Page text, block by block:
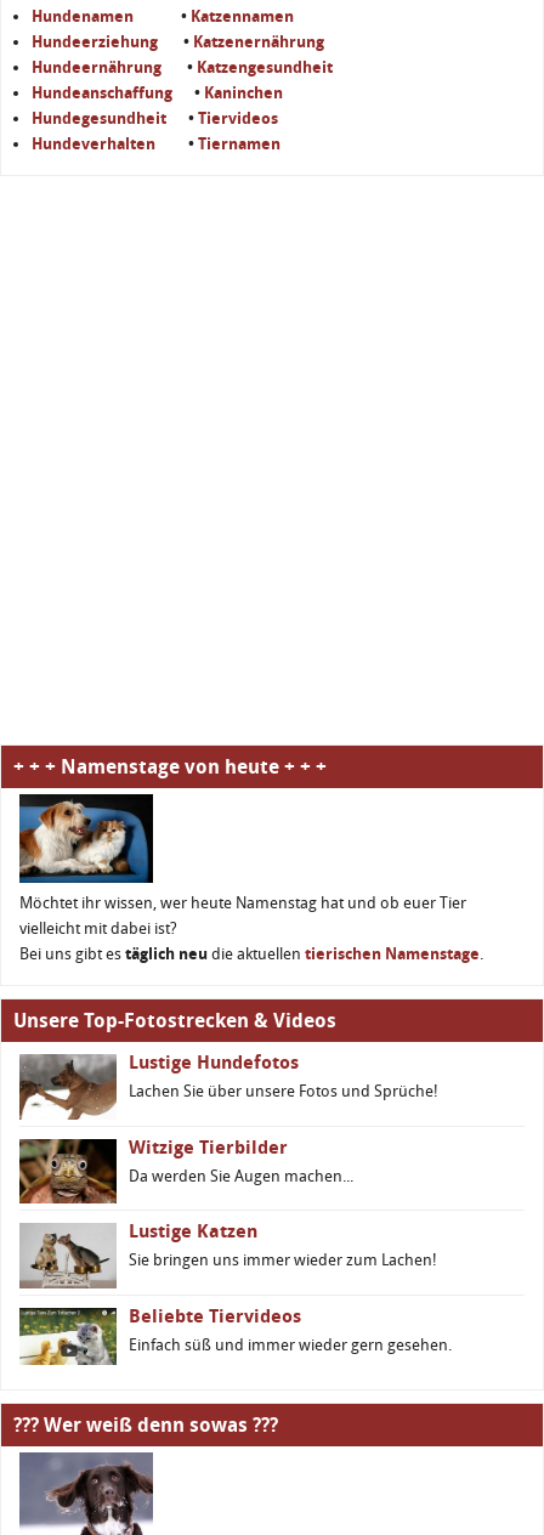
Hundenamen
• Katzennamen
Hundeerziehung • Katzenernährung
Hundeernährung • Katzengesundheit
Hundeanschaffung • Kaninchen
Hundegesundheit • Tiervideos
Hundeverhalten • Tiernamen
+ + + Namenstage von heute + + +
Möchtet ihr wissen, wer heute Namenstag hat und ob euer Tier
vielleicht mit dabei ist?
Bei uns gibt es täglich neu die aktuellen tierischen Namenstage.
Unsere Top-Fotostrecken & Videos
Lustige Hundefotos
Lachen Sie über unsere Fotos und Sprüche!
Witzige Tierbilder
Da werden Sie Augen machen...
Lustige Katzen
Sie bringen uns immer wieder zum Lachen!
Beliebte Tiervideos
Einfach süß und immer wieder gern gesehen.
??? Wer weiß denn sowas ???